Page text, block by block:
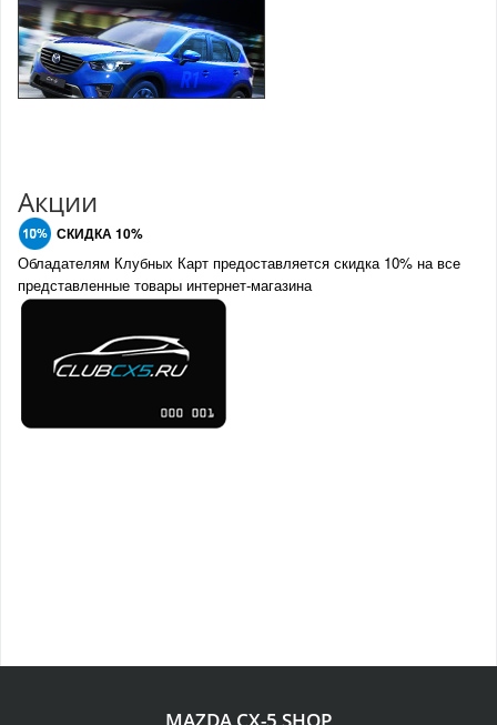
Акции
СКИДКА 10%
Обладателям Клубных Карт предоставляется скидка 10% на все
представленные товары интернет-магазина